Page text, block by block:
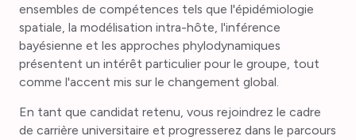
ensembles de compétences tels que l'épidémiologie
spatiale, la modélisation intra-hôte, l'inférence
bayésienne et les approches phylodynamiques
présentent un intérêt particulier pour le groupe, tout
comme l'accent mis sur le changement global.
En tant que candidat retenu, vous rejoindrez le cadre
de carrière universitaire et progresserez dans le parcours